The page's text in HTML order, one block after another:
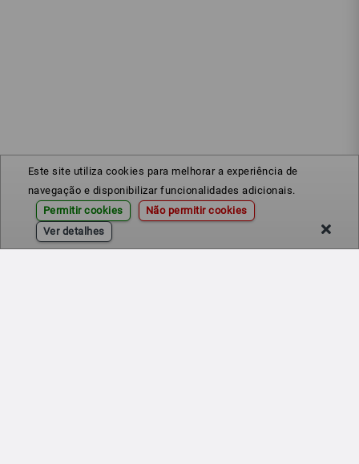
Este site utiliza cookies para melhorar a experiência de
navegação e disponibilizar funcionalidades adicionais.
Permitir cookies
Não permitir cookies
Ver detalhes